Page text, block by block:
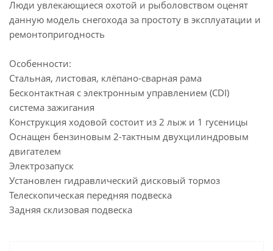
Люди увлекающиеся охотой и рыболовством оценят
данную модель снегохода за простоту в эксплуатации и
ремонтопригодность
Особенности:
Cтальная, листовая, клёпано-сварная рама
Бесконтактная с электронным управлением (CDI)
система зажигания
Конструкция ходовой состоит из 2 лыж и 1 гусеницы
Оснащен бензиновым 2-тактным двухцилиндровым
двигателем
Электрозапуск
Установлен гидравлический дисковый тормоз
Телескопическая передняя подвеска
Задняя склизовая подвеска